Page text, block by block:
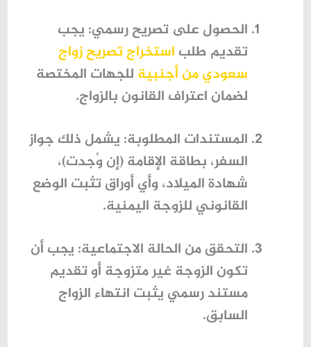
الحصول على تصريح رسمي: يجب
تقديم طلب استخراج تصريح زواج
سعودي من أجنبية للجهات المختصة
لضمان اعتراف القانون بالزواج.
المستندات المطلوبة: يشمل ذلك جواز
السفر، بطاقة الإقامة (إن وُجدت)،
شهادة الميلاد، وأي أوراق تثبت الوضع
القانوني للزوجة اليمنية.
التحقق من الحالة الاجتماعية: يجب أن
تكون الزوجة غير متزوجة أو تقديم
مستند رسمي يثبت انتهاء الزواج
السابق.